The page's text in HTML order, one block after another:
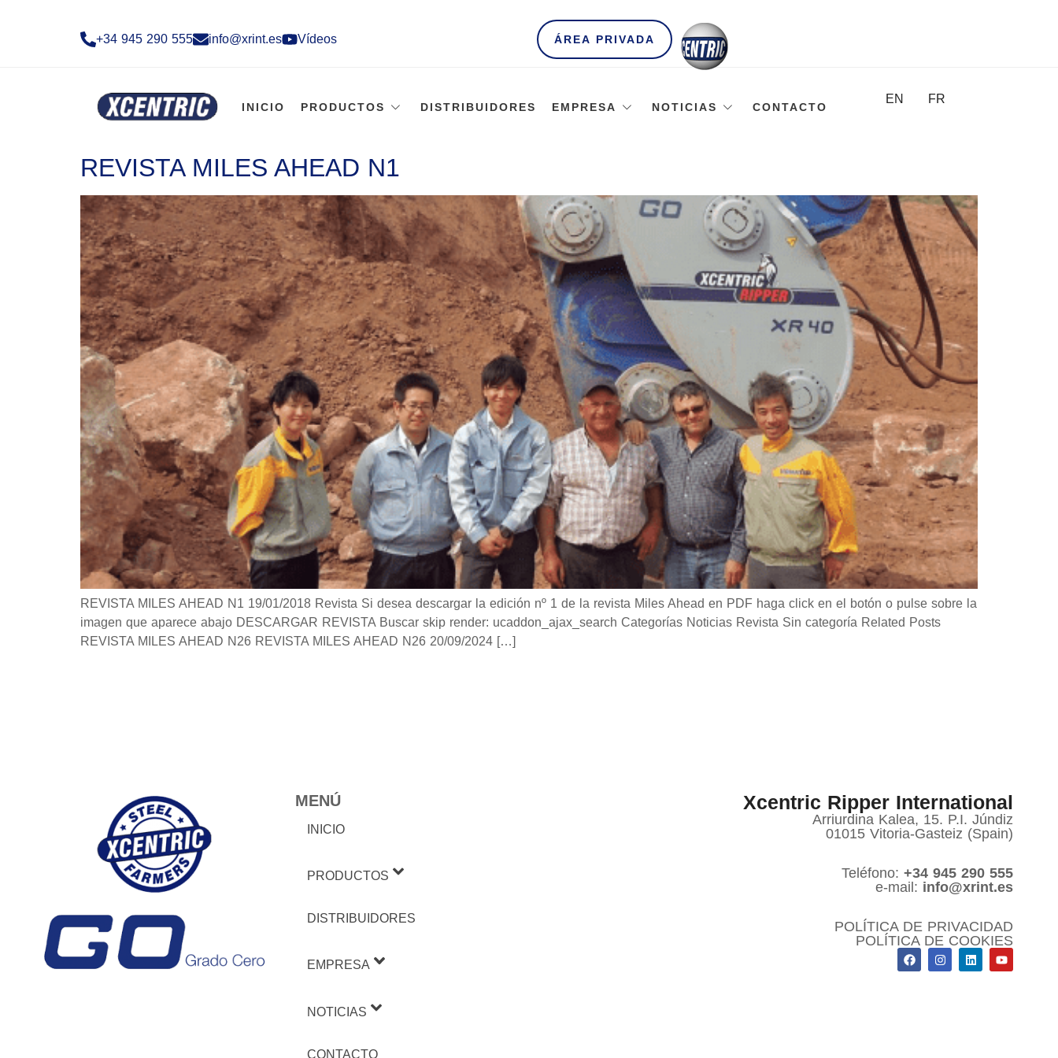
+34 945 290 555​ info@xrint.es Vídeos ÁREA PRIVADA
INICIO PRODUCTOS DISTRIBUIDORES EMPRESA NOTICIAS CONTACTO
EN FR
REVISTA MILES AHEAD N1
REVISTA MILES AHEAD N1 19/01/2018 Revista Si desea descargar la edición nº 1 de la revista Miles Ahead en PDF haga click en el botón o pulse sobre la
imagen que aparece abajo DESCARGAR REVISTA Buscar skip render: ucaddon_ajax_search Categorías Noticias Revista Sin categoría Related Posts
REVISTA MILES AHEAD N26 REVISTA MILES AHEAD N26 20/09/2024 […]
MENÚ
INICIO
PRODUCTOS
DISTRIBUIDORES
EMPRESA
NOTICIAS
CONTACTO
Xcentric Ripper International
Arriurdina Kalea, 15. P.I. Júndiz
01015 Vitoria-Gasteiz (Spain)
Teléfono: +34 945 290 555
e-mail: info@xrint.es
POLÍTICA DE PRIVACIDAD
POLÍTICA DE COOKIES